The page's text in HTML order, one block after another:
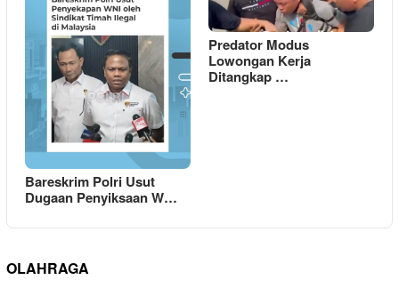
Bareskrim Polri Usut
Dugaan Penyiksaan W…
Predator Modus
Lowongan Kerja
Ditangkap …
OLAHRAGA